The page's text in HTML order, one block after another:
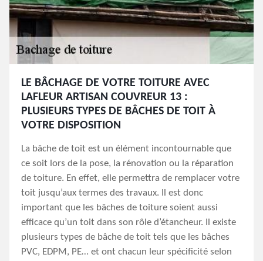
LE BÂCHAGE DE VOTRE TOITURE AVEC
LAFLEUR ARTISAN COUVREUR 13 :
PLUSIEURS TYPES DE BÂCHES DE TOIT À
VOTRE DISPOSITION
La bâche de toit est un élément incontournable que
ce soit lors de la pose, la rénovation ou la réparation
de toiture. En effet, elle permettra de remplacer votre
toit jusqu’aux termes des travaux. Il est donc
important que les bâches de toiture soient aussi
efficace qu’un toit dans son rôle d’étancheur. Il existe
plusieurs types de bâche de toit tels que les bâches
PVC, EDPM, PE… et ont chacun leur spécificité selon